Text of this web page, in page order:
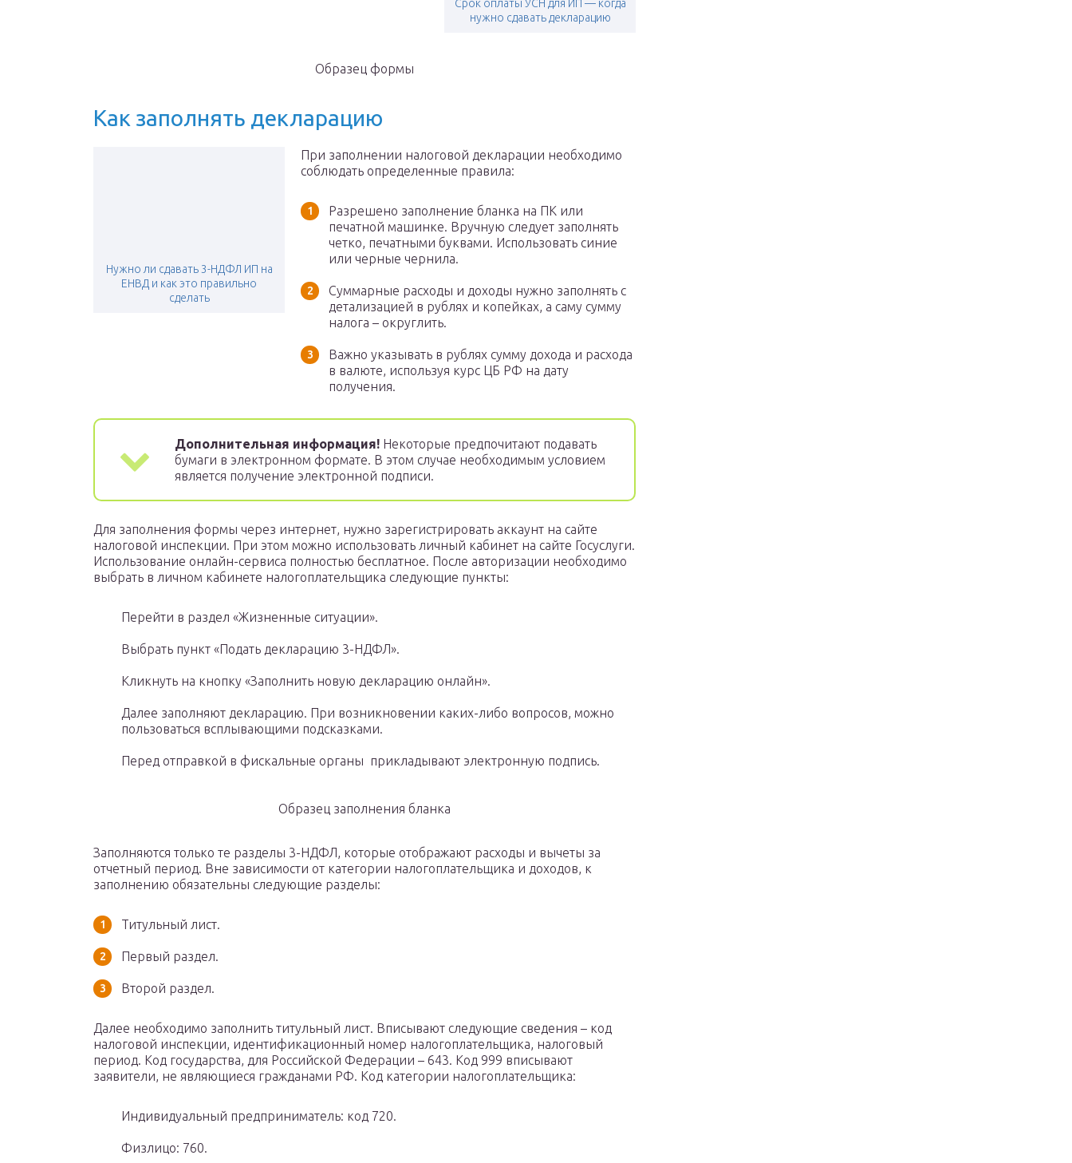
Срок оплаты УСН для ИП — когда
нужно сдавать декларацию
Образец формы
Как заполнять декларацию
Нужно ли сдавать 3-НДФЛ ИП на
ЕНВД и как это правильно
сделать
При заполнении налоговой декларации необходимо
соблюдать определенные правила:
Разрешено заполнение бланка на ПК или
печатной машинке. Вручную следует заполнять
четко, печатными буквами. Использовать синие
или черные чернила.
Суммарные расходы и доходы нужно заполнять с
детализацией в рублях и копейках, а саму сумму
налога – округлить.
Важно указывать в рублях сумму дохода и расхода
в валюте, используя курс ЦБ РФ на дату
получения.
Дополнительная информация! Некоторые предпочитают подавать
бумаги в электронном формате. В этом случае необходимым условием
является получение электронной подписи.
Для заполнения формы через интернет, нужно зарегистрировать аккаунт на сайте
налоговой инспекции. При этом можно использовать личный кабинет на сайте Госуслуги.
Использование онлайн-сервиса полностью бесплатное. После авторизации необходимо
выбрать в личном кабинете налогоплательщика следующие пункты:
Перейти в раздел «Жизненные ситуации».
Выбрать пункт «Подать декларацию 3-НДФЛ».
Кликнуть на кнопку «Заполнить новую декларацию онлайн».
Далее заполняют декларацию. При возникновении каких-либо вопросов, можно
пользоваться всплывающими подсказками.
Перед отправкой в фискальные органы прикладывают электронную подпись.
Образец заполнения бланка
Заполняются только те разделы 3-НДФЛ, которые отображают расходы и вычеты за
отчетный период. Вне зависимости от категории налогоплательщика и доходов, к
заполнению обязательны следующие разделы:
Титульный лист.
Первый раздел.
Второй раздел.
Далее необходимо заполнить титульный лист. Вписывают следующие сведения – код
налоговой инспекции, идентификационный номер налогоплательщика, налоговый
период. Код государства, для Российской Федерации – 643. Код 999 вписывают
заявители, не являющиеся гражданами РФ. Код категории налогоплательщика:
Индивидуальный предприниматель: код 720.
Физлицо: 760.